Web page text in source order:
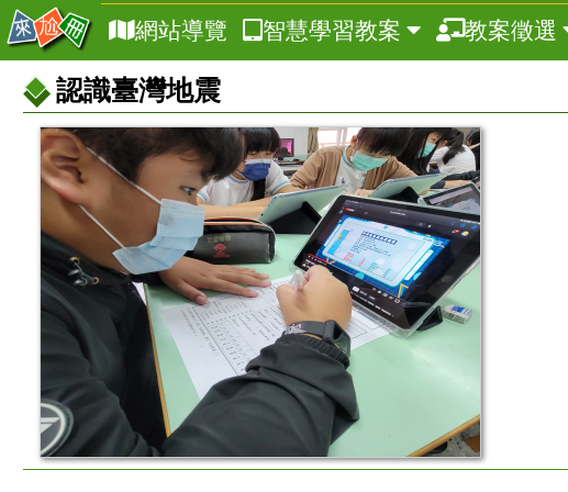
網站導覽 智慧學習教案 教案徵選
認識臺灣地震
教
案
基
本
資
訊